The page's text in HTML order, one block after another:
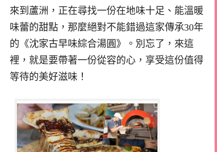
來到蘆洲，正在尋找一份在地味十足、能溫暖
味蕾的甜點，那麼絕對不能錯過這家傳承30年
的《沈家古早味綜合湯圓》。別忘了，來這
裡，就是要帶著一份從容的心，享受這份值得
等待的美好滋味！